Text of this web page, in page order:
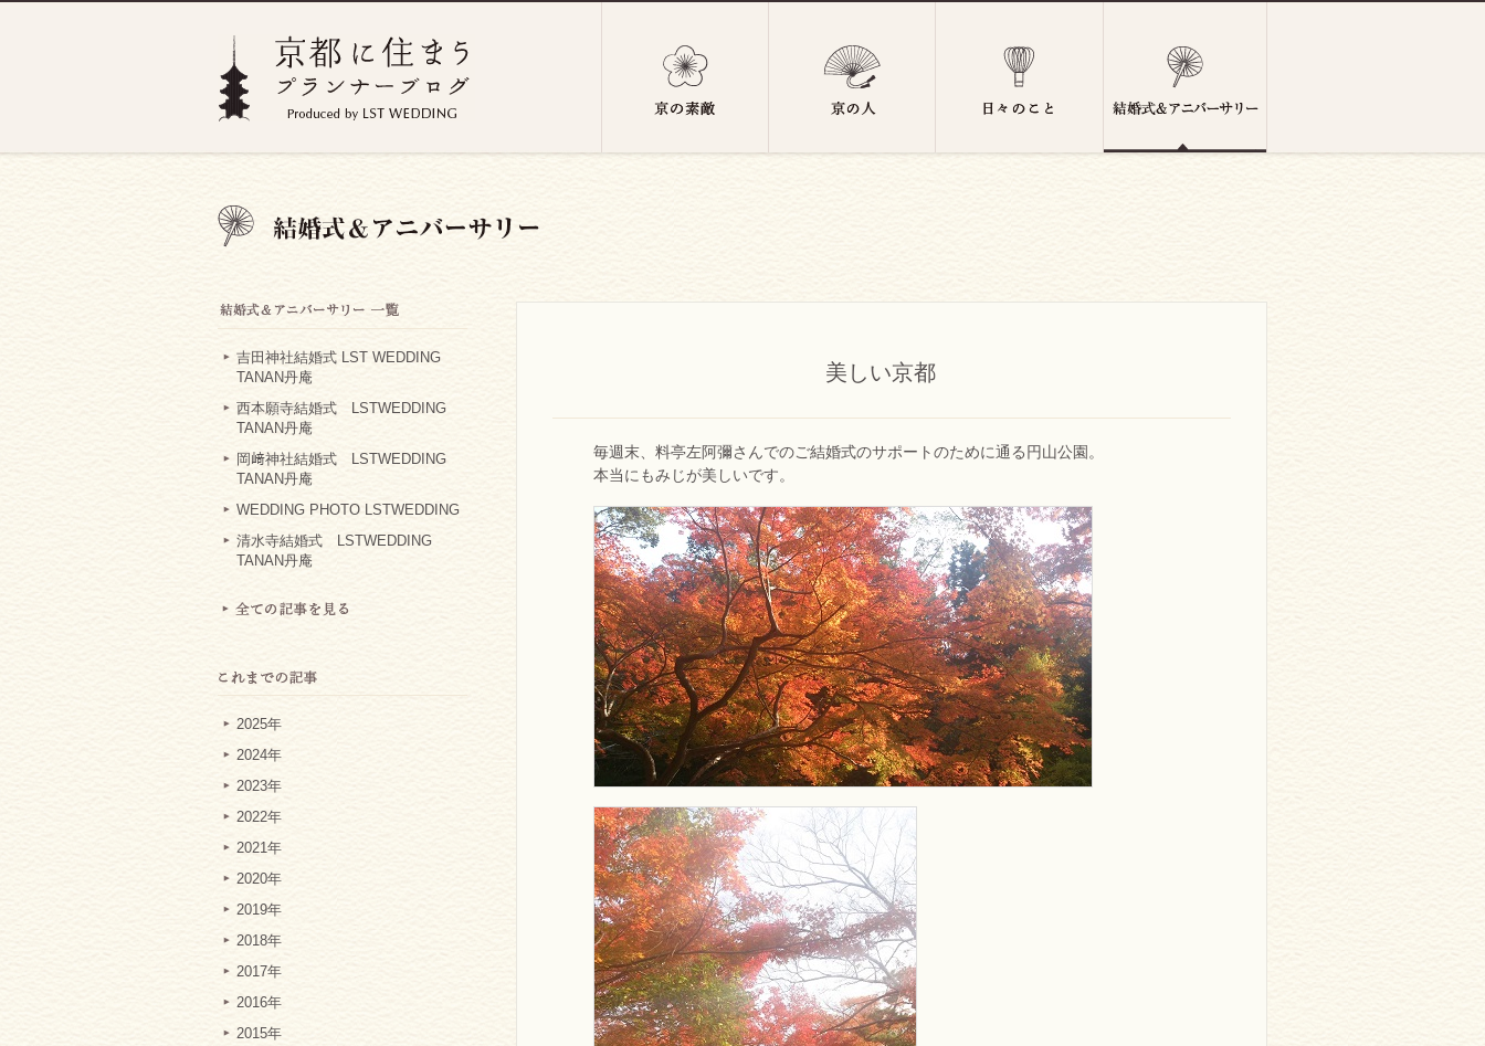
吉田神社結婚式 LST WEDDING
TANAN丹庵
西本願寺結婚式 LSTWEDDING
TANAN丹庵
岡﨑神社結婚式 LSTWEDDING
TANAN丹庵
WEDDING PHOTO LSTWEDDING
清水寺結婚式 LSTWEDDING
TANAN丹庵
2025年
2024年
2023年
2022年
2021年
2020年
2019年
2018年
2017年
2016年
2015年
美しい京都
毎週末、料亭左阿彌さんでのご結婚式のサポートのために通る円山公園。
本当にもみじが美しいです。